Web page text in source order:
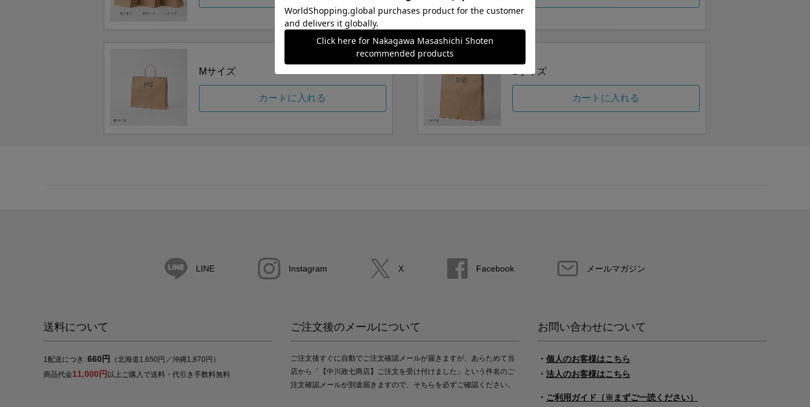
Mサイズ
カートに入れる
Lサイズ
カートに入れる
LINE Instagram X Facebook メールマガジン
送料について
1配送につき: 660円
（北海道1,650円／沖縄1,870円）
商品代金11,000円 以上ご購入で送料・代引き手数料無料
ご注文後のメールについて
ご注文後すぐに自動でご注文確認メールが届きますが、あらためて当
店から「【中川政七商店】ご注文を受け付けました」という件名のご
注文確認メールが別途届きますので、そちらを必ずご確認ください。
お問い合わせについて
・ 個人のお客様はこちら
・ 法人のお客様はこちら
・ ご利用ガイド（※まずご一読ください）